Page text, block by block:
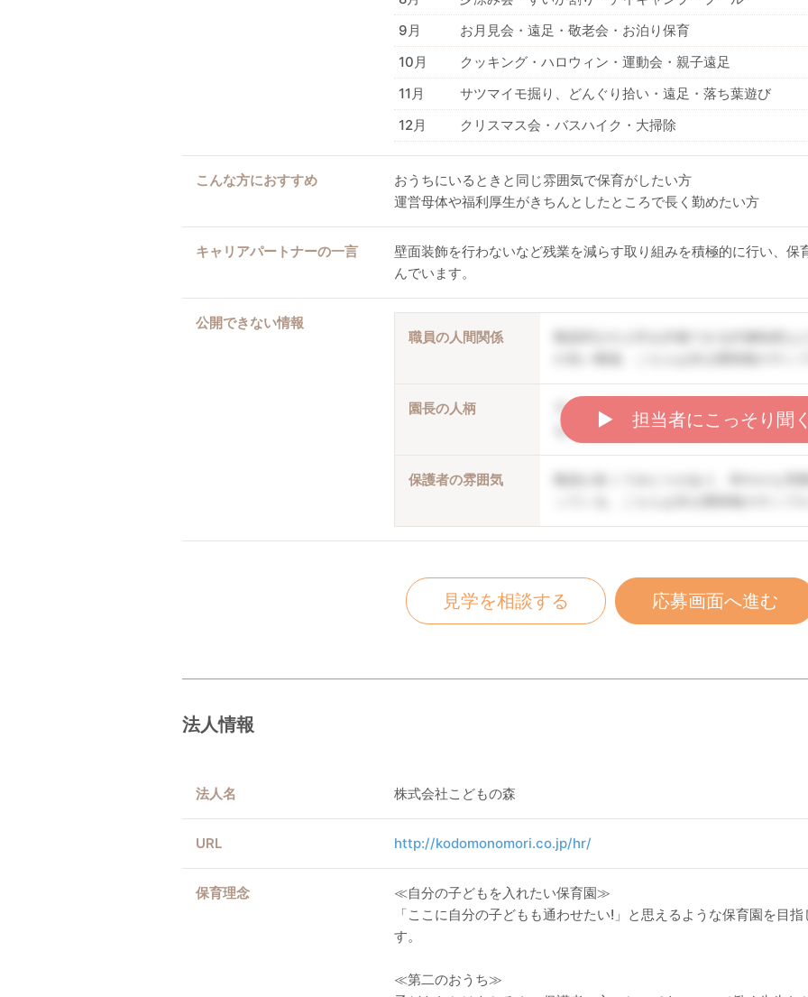
9月
お月見会・遠足・敬老会・お泊り保育
10月
クッキング・ハロウィン・運動会・親子遠足
11月
サツマイモ掘り、どんぐり拾い・遠足・落ち葉遊び
12月
クリスマス会・バスハイク・大掃除
こんな方におすすめ
おうちにいるときと同じ雰囲気で保育がしたい方
運営母体や福利厚生がきちんとしたところで長く勤めたい方
キャリアパートナーの一言
壁面装飾を行わないなど残業を減らす取り組みを積極的に行い、保
んでいます。
公開できない情報
職員の人間関係
園長の人柄
子どもの個性を伸ばしていく方針。職員
る。口調は穏やかで優しい。こちらは非
保護者の雰囲気
▶︎ 担当者にこっそり聞
見学を相談する 応募画面へ進む
法人情報
法人名 株式会社こどもの森
URL http://kodomonomori.co.jp/hr/
保育理念
≪自分の子どもを入れたい保育園≫
「ここに自分の子どもも通わせたい!」と思えるような保育園を目
す。
≪第二のおうち≫